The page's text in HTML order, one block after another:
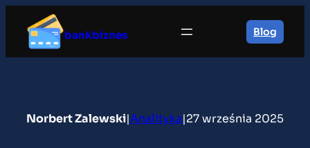
treści
bankbiznes Blog
Norbert Zalewski|Analityka|27 września 2025